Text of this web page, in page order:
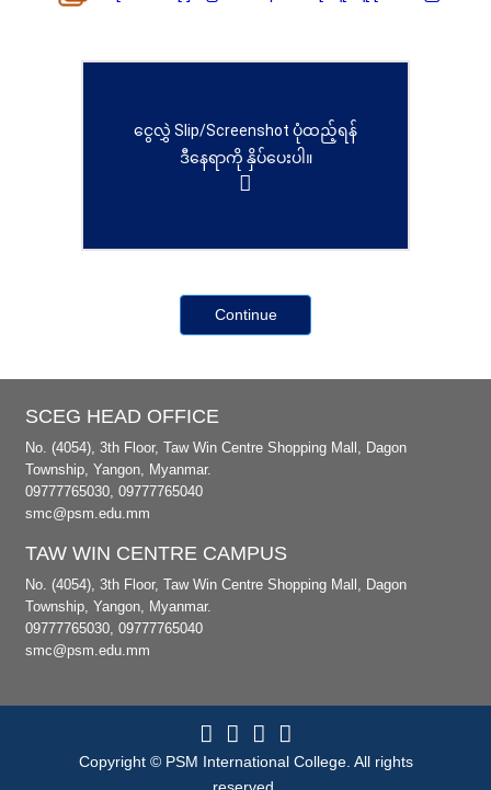
ငွေလွှဲ Slip/Screenshot ပုံထည့်ရန်
ဒီနေရာကို နှိပ်ပေးပါ။
Continue
SCEG HEAD OFFICE
No. (4054), 3th Floor, Taw Win Centre Shopping Mall, Dagon
Township, Yangon, Myanmar.
09777765030, 09777765040
smc@psm.edu.mm
TAW WIN CENTRE CAMPUS
No. (4054), 3th Floor, Taw Win Centre Shopping Mall, Dagon
Township, Yangon, Myanmar.
09777765030, 09777765040
smc@psm.edu.mm
Copyright © PSM International College. All rights